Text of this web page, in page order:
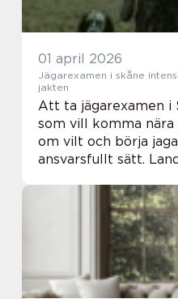
01 april 2026
Jägarexamen i skåne intensivkurs som gör dig trygg i
jakten
Att ta jägarexamen i
som vill komma
om vilt och börja
ansvarsfullt sätt.
både bra
förutsättningar ...